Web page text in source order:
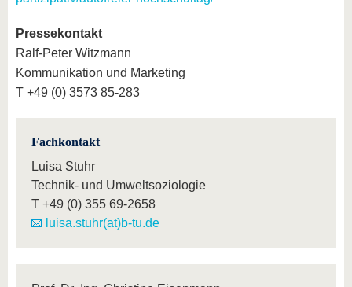
Pressekontakt
Ralf-Peter Witzmann
Kommunikation und Marketing
T +49 (0) 3573 85-283
Fachkontakt
Luisa Stuhr
Technik- und Umweltsoziologie
T +49 (0) 355 69-2658
luisa.stuhr(at)b-tu.de